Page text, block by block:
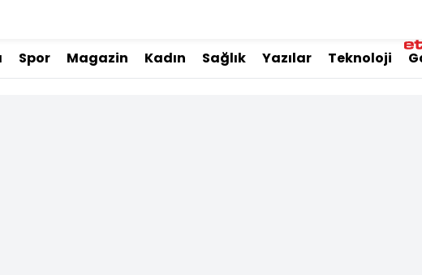
Spor Magazin Kadın Sağlık Yazılar Teknoloji